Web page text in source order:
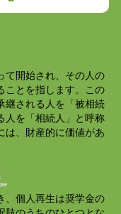
て開始され、その人の
ことを指します。この
継される人を「被相続
人を「相続人」と呼称
は、財産的に価値があ
、個人再生は奨学金の